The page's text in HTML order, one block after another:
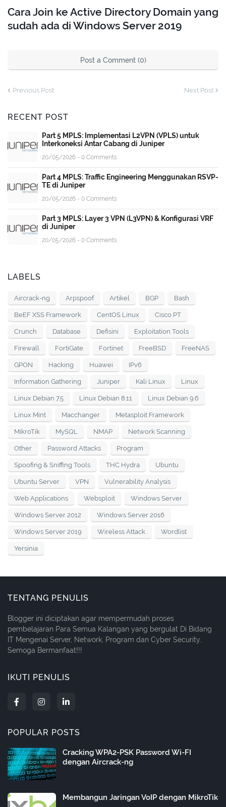
Cara Join ke Active Directory Domain yang
sudah ada di Windows Server 2019
Post a Comment (0)
Previous Post Next Post
RECENT POST
Part 5 MPLS: Implementasi L2VPN (VPLS) untuk
Interkoneksi Antar Cabang di Juniper
20/05/2026 - 0 Comments
Part 4 MPLS: Traffic Engineering Menggunakan RSVP-
TE di Juniper
20/05/2026 - 0 Comments
Part 3 MPLS: Layer 3 VPN (L3VPN) & Konfigurasi VRF
di Juniper
20/05/2026 - 0 Comments
LABELS
Aircrack-ng Arpspoof Artikel BGP Bash
BeEF XSS Framework CentOS Linux Cisco PT
Crunch Database Defisini Exploitation Tools
Firewall FortiGate Fortinet FreeBSD FreeNAS
GPON Hacking Huawei IPv6
Information Gathering Juniper Kali Linux Linux
Linux Debian 7.5 Linux Debian 8.11 Linux Debian 9.6
Linux Mint Macchanger Metasploit Framework
MikroTik MySQL NMAP Network Scanning
Other Password Attacks Program
Spoofing & Sniffing Tools THC Hydra Ubuntu
Ubuntu Server VPN Vulnerability Analysis
Web Applications Websploit Windows Server
Windows Server 2012 Windows Server 2016
Windows Server 2019 Wireless Attack Wordlist
Yersinia
TENTANG PENULIS
Blogger ini diciptakan agar mempermudah proses
pembelajaran Para Semua Kalangan yang bergulat Di Bidang
IT Mengenai Server, Network, Program dan Cyber Security.
Semoga Bermanfaat!!!
IKUTI PENULIS
POPULAR POSTS
Cracking WPA2-PSK Password Wi-FI
dengan Aircrack-ng
Membangun Jaringan VoIP dengan MikroTik